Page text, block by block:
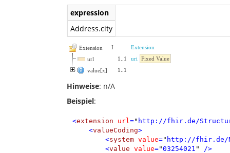
expression
Address.city
Extension I
Extension
url
1 1 uri
Fixed Value
value[x]
1 1
Hinweise: n/A
Beispiel:
<extension url =" http://fhir.de/
<valueCoding>
<system value=" http://fhir.de/
<value value="03254021 "
/>